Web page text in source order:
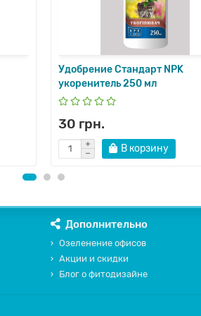
Удобрение Стандарт NPK
укоренитель 250 мл
30 грн.
В корзину
Дополнительно
Озеленение офисов
Акции и скидки
Блог о фитодизайне